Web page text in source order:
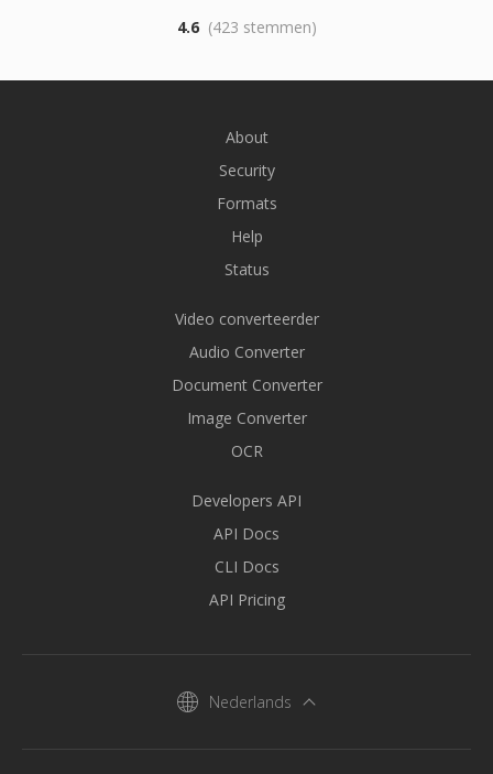
4.6 (423 stemmen)
About
Security
Formats
Help
Status
Video converteerder
Audio Converter
Document Converter
Image Converter
OCR
Developers API
API Docs
CLI Docs
API Pricing
Nederlands